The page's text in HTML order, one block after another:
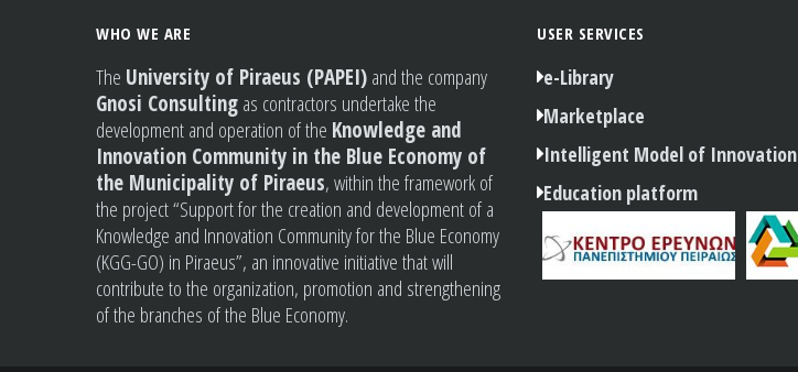
WHO WE ARE
The University of Piraeus (PAPEI)and the company
Gnosi Consultingas contractors undertake the
development and operation of the Knowledge and
Innovation Community in the Blue Economy of
the Municipality of Piraeus, within the framework of
the project “Support for the creation and development of a
Knowledge and Innovation Community for the Blue Economy
(KGG-GO) in Piraeus”, an innovative initiative that will
contribute to the organization, promotion and strengthening
of the branches of the Blue Economy.
USER SERVICES
e-Library
Marketplace
Intelligent Model of Innovation
Education platform